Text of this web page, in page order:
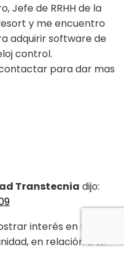
Jefe de RRHH de la
y me encuentro
adquirir software de
control.
para dar mas
Transtecnia dijo:
interés en formar
en relación a tu